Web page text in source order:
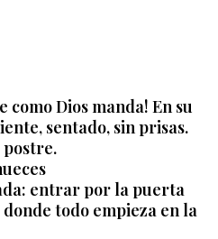
como Dios manda! En su
sentado, sin prisas.
postre.
entrar por la puerta
todo empieza en la